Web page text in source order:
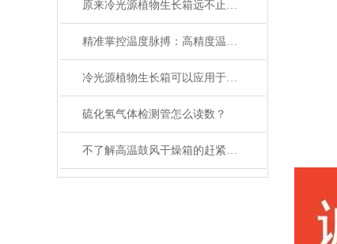
原来冷光源植物生长箱远不止那么简单
精准掌控温度脉搏：高精度温控仪表补偿温度设置全攻略
冷光源植物生长箱可以应用于各种植物的生长
硫化氢气体检测管怎么读数？
不了解高温鼓风干燥箱的赶紧往这边看了